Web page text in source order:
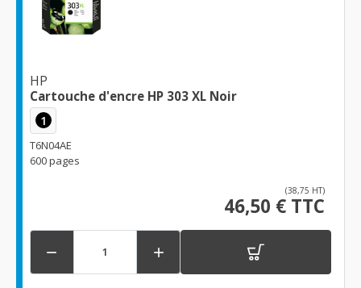
HP
Cartouche d'encre HP 303 XL Noir
1
T6N04AE
600 pages
(38,75 HT)
46,50 € TTC
 